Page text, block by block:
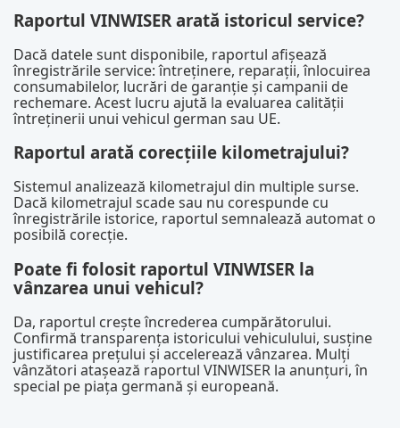
Raportul VINWISER arată istoricul service?
Dacă datele sunt disponibile, raportul afișează
înregistrările service: întreținere, reparații, înlocuirea
consumabilelor, lucrări de garanție și campanii de
rechemare. Acest lucru ajută la evaluarea calității
întreținerii unui vehicul german sau UE.
Raportul arată corecțiile kilometrajului?
Sistemul analizează kilometrajul din multiple surse.
Dacă kilometrajul scade sau nu corespunde cu
înregistrările istorice, raportul semnalează automat o
posibilă corecție.
Poate fi folosit raportul VINWISER la
vânzarea unui vehicul?
Da, raportul crește încrederea cumpărătorului.
Confirmă transparența istoricului vehiculului, susține
justificarea prețului și accelerează vânzarea. Mulți
vânzători atașează raportul VINWISER la anunțuri, în
special pe piața germană și europeană.